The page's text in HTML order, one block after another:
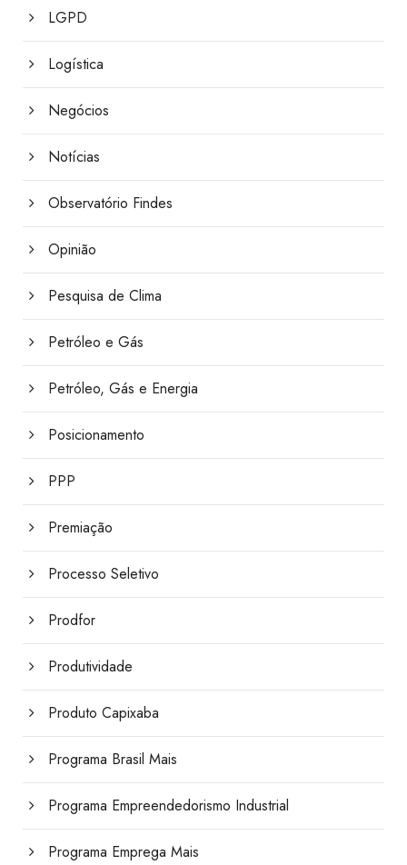
LGPD
Logística
Negócios
Notícias
Observatório Findes
Opinião
Pesquisa de Clima
Petróleo e Gás
Petróleo, Gás e Energia
Posicionamento
PPP
Premiação
Processo Seletivo
Prodfor
Produtividade
Produto Capixaba
Programa Brasil Mais
Programa Empreendedorismo Industrial
Programa Emprega Mais